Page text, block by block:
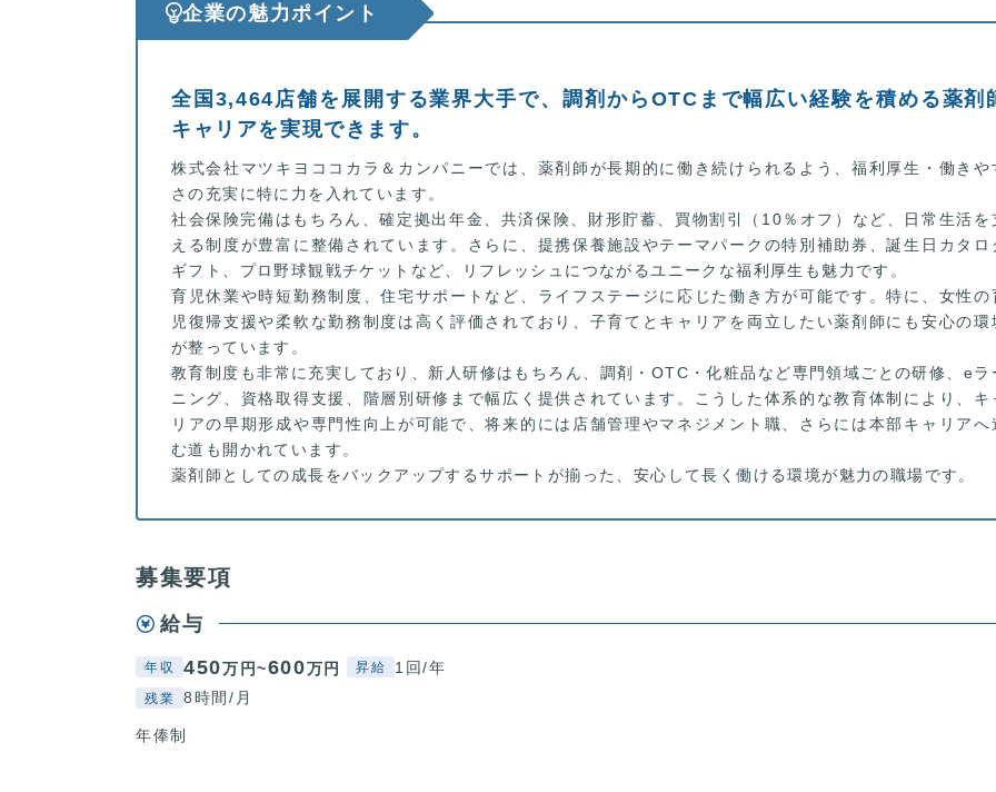
企業の魅力ポイント
全国3,464店舗を展開する業界大手で、調剤からOTCまで幅広い経験を積める薬剤
キャリアを実現できます。
株式会社マツキヨココカラ＆カンパニーでは、薬剤師が長期的に働き続けられるよう、福利厚生・働きや
さの充実に特に力を入れています。
社会保険完備はもちろん、確定拠出年金、共済保険、財形貯蓄、買物割引（10％オフ）など、日常生活を
える制度が豊富に整備されています。さらに、提携保養施設やテーマパークの特別補助券、誕生日カタロ
ギフト、プロ野球観戦チケットなど、リフレッシュにつながるユニークな福利厚生も魅力です。
育児休業や時短勤務制度、住宅サポートなど、ライフステージに応じた働き方が可能です。特に、女性の
児復帰支援や柔軟な勤務制度は高く評価されており、子育てとキャリアを両立したい薬剤師にも安心の環
が整っています。
教育制度も非常に充実しており、新人研修はもちろん、調剤・OTC・化粧品など専門領域ごとの研修、eラ
ニング、資格取得支援、階層別研修まで幅広く提供されています。こうした体系的な教育体制により、キ
リアの早期形成や専門性向上が可能で、将来的には店舗管理やマネジメント職、さらには本部キャリアへ
む道も開かれています。
薬剤師としての成長をバックアップするサポートが揃った、安心して長く働ける環境が魅力の職場です。
募集要項
給与
年収 450万円~600万円 昇給 1回/年
残業 8時間/月
年俸制